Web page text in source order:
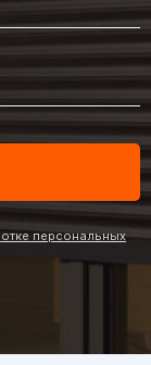
персональных